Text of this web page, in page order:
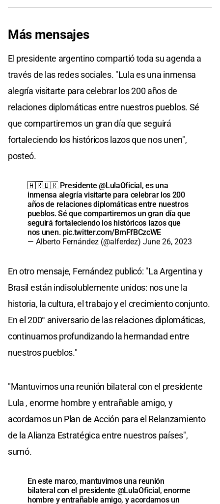
Más mensajes
El presidente argentino compartió toda su agenda a
través de las redes sociales. "Lula es una inmensa
alegría visitarte para celebrar los 200 años de
relaciones diplomáticas entre nuestros pueblos. Sé
que compartiremos un gran día que seguirá
fortaleciendo los históricos lazos que nos unen",
posteó.
🇦🇷🇧🇷 Presidente@LulaOficial , es una
inmensa alegría visitarte para celebrar los 200
años de relaciones diplomáticas entre nuestros
pueblos. Sé que compartiremos un gran día que
seguirá fortaleciendo los históricos lazos que
nos unen. pic.twitter.com/BmFfBCzcWE
— Alberto Fernández (@alferdez) June 26, 2023
En otro mensaje, Fernández publicó: "La Argentina y
Brasil están indisolublemente unidos: nos une la
historia, la cultura, el trabajo y el crecimiento conjunto.
En el 200° aniversario de las relaciones diplomáticas,
continuamos profundizando la hermandad entre
nuestros pueblos."
"Mantuvimos una reunión bilateral con el presidente
Lula , enorme hombre y entrañable amigo, y
acordamos un Plan de Acción para el Relanzamiento
de la Alianza Estratégica entre nuestros países",
sumó.
En este marco, mantuvimos una reunión
bilateral con el presidente @LulaOficial , enorme
hombre y entrañable amigo, y acordamos un